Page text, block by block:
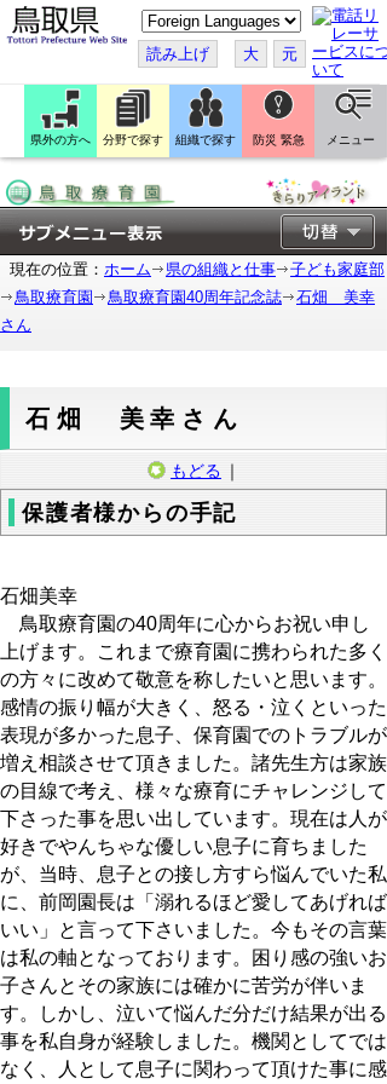
こ
の
ペ
ー
ジ
翻
訳
す
読み上げ 大 元
県外の方へ 分野で探す 組織で探す 防災 緊急 メニュー
現在の位置： ホーム 県の組織と仕事
子ども家庭部
鳥取療育園
鳥取療育園40周年記念誌
石畑 美幸
さん
石畑 美幸さん
もどる ｜
保護者様からの手記
石畑美幸
鳥取療育園の40周年に心からお祝い申し
上げます。これまで療育園に携わられた多く
の方々に改めて敬意を称したいと思います。
感情の振り幅が大きく、怒る・泣くといった
表現が多かった息子、保育園でのトラブルが
増え相談させて頂きました。諸先生方は家族
の目線で考え、様々な療育にチャレンジして
下さった事を思い出しています。現在は人が
好きでやんちゃな優しい息子に育ちました
が、当時、息子との接し方すら悩んでいた私
に、前岡園長は「溺れるほど愛してあげれば
いい」と言って下さいました。今もその言葉
は私の軸となっております。困り感の強いお
子さんとその家族には確かに苦労が伴いま
す。しかし、泣いて悩んだ分だけ結果が出る
事を私自身が経験しました。機関としてでは
なく、人として息子に関わって頂けた事に感